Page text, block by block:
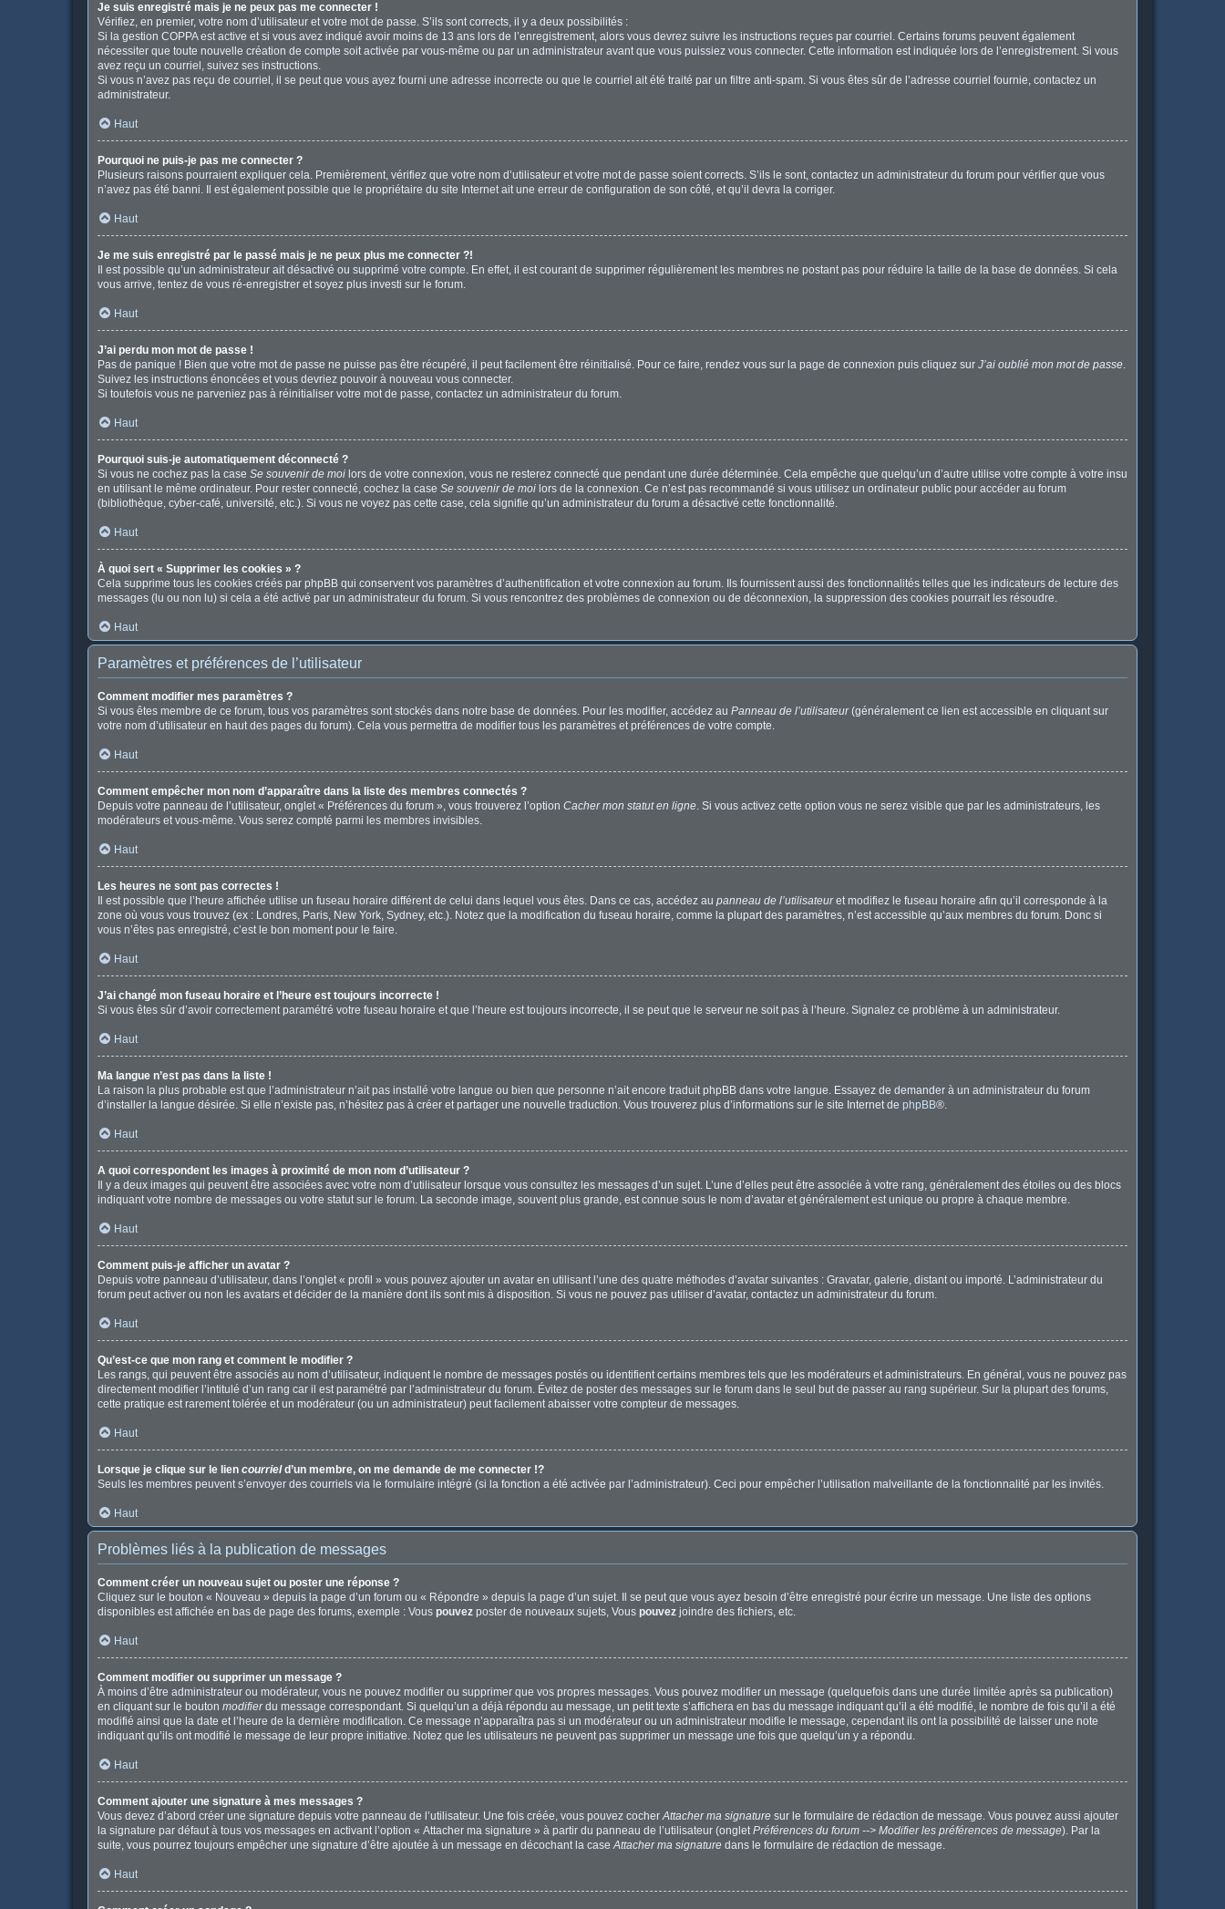
Je suis enregistré mais je ne peux pas me connecter !
Vérifiez, en premier, votre nom d’utilisateur et votre mot de passe. S’ils sont corrects, il y a deux possibilités :
Si la gestion COPPA est active et si vous avez indiqué avoir moins de 13 ans lors de l’enregistrement, alors vous devrez suivre les instructions reçues par courriel. Certains forums peuvent également
nécessiter que toute nouvelle création de compte soit activée par vous-même ou par un administrateur avant que vous puissiez vous connecter. Cette information est indiquée lors de l’enregistrement. Si vous
avez reçu un courriel, suivez ses instructions.
Si vous n’avez pas reçu de courriel, il se peut que vous ayez fourni une adresse incorrecte ou que le courriel ait été traité par un filtre anti-spam. Si vous êtes sûr de l’adresse courriel fournie, contactez un
administrateur.
Haut
Pourquoi ne puis-je pas me connecter ?
Plusieurs raisons pourraient expliquer cela. Premièrement, vérifiez que votre nom d’utilisateur et votre mot de passe soient corrects. S’ils le sont, contactez un administrateur du forum pour vérifier que vous
n’avez pas été banni. Il est également possible que le propriétaire du site Internet ait une erreur de configuration de son côté, et qu’il devra la corriger.
Haut
Je me suis enregistré par le passé mais je ne peux plus me connecter ?!
Il est possible qu’un administrateur ait désactivé ou supprimé votre compte. En effet, il est courant de supprimer régulièrement les membres ne postant pas pour réduire la taille de la base de données. Si cela
vous arrive, tentez de vous ré-enregistrer et soyez plus investi sur le forum.
Haut
J’ai perdu mon mot de passe !
Pas de panique ! Bien que votre mot de passe ne puisse pas être récupéré, il peut facilement être réinitialisé. Pour ce faire, rendez vous sur la page de connexion puis cliquez sur J’ai oublié mon mot de passe.
Suivez les instructions énoncées et vous devriez pouvoir à nouveau vous connecter.
Si toutefois vous ne parveniez pas à réinitialiser votre mot de passe, contactez un administrateur du forum.
Haut
Pourquoi suis-je automatiquement déconnecté ?
Si vous ne cochez pas la case Se souvenir de moi lors de votre connexion, vous ne resterez connecté que pendant une durée déterminée. Cela empêche que quelqu’un d’autre utilise votre compte à votre insu
en utilisant le même ordinateur. Pour rester connecté, cochez la case Se souvenir de moi lors de la connexion. Ce n’est pas recommandé si vous utilisez un ordinateur public pour accéder au forum
(bibliothèque, cyber-café, université, etc.). Si vous ne voyez pas cette case, cela signifie qu’un administrateur du forum a désactivé cette fonctionnalité.
Haut
À quoi sert « Supprimer les cookies » ?
Cela supprime tous les cookies créés par phpBB qui conservent vos paramètres d’authentification et votre connexion au forum. Ils fournissent aussi des fonctionnalités telles que les indicateurs de lecture des
messages (lu ou non lu) si cela a été activé par un administrateur du forum. Si vous rencontrez des problèmes de connexion ou de déconnexion, la suppression des cookies pourrait les résoudre.
Haut
Paramètres et préférences de l’utilisateur
Comment modifier mes paramètres ?
Si vous êtes membre de ce forum, tous vos paramètres sont stockés dans notre base de données. Pour les modifier, accédez au Panneau de l’utilisateur(généralement ce lien est accessible en cliquant sur
votre nom d’utilisateur en haut des pages du forum). Cela vous permettra de modifier tous les paramètres et préférences de votre compte.
Haut
Comment empêcher mon nom d’apparaître dans la liste des membres connectés ?
Depuis votre panneau de l’utilisateur, onglet « Préférences du forum », vous trouverez l’option Cacher mon statut en ligne. Si vous activez cette option vous ne serez visible que par les administrateurs, les
modérateurs et vous-même. Vous serez compté parmi les membres invisibles.
Haut
Les heures ne sont pas correctes !
Il est possible que l’heure affichée utilise un fuseau horaire différent de celui dans lequel vous êtes. Dans ce cas, accédez au panneau de l’utilisateuret modifiez le fuseau horaire afin qu’il corresponde à la
zone où vous vous trouvez (ex : Londres, Paris, New York, Sydney, etc.). Notez que la modification du fuseau horaire, comme la plupart des paramètres, n’est accessible qu’aux membres du forum. Donc si
vous n’êtes pas enregistré, c’est le bon moment pour le faire.
Haut
J’ai changé mon fuseau horaire et l’heure est toujours incorrecte !
Si vous êtes sûr d’avoir correctement paramétré votre fuseau horaire et que l’heure est toujours incorrecte, il se peut que le serveur ne soit pas à l’heure. Signalez ce problème à un administrateur.
Haut
Ma langue n’est pas dans la liste !
La raison la plus probable est que l’administrateur n’ait pas installé votre langue ou bien que personne n’ait encore traduit phpBB dans votre langue. Essayez de demander à un administrateur du forum
d’installer la langue désirée. Si elle n’existe pas, n’hésitez pas à créer et partager une nouvelle traduction. Vous trouverez plus d’informations sur le site Internet de phpBB®.
Haut
A quoi correspondent les images à proximité de mon nom d’utilisateur ?
Il y a deux images qui peuvent être associées avec votre nom d’utilisateur lorsque vous consultez les messages d’un sujet. L’une d’elles peut être associée à votre rang, généralement des étoiles ou des blocs
indiquant votre nombre de messages ou votre statut sur le forum. La seconde image, souvent plus grande, est connue sous le nom d’avatar et généralement est unique ou propre à chaque membre.
Haut
Comment puis-je afficher un avatar ?
Depuis votre panneau d’utilisateur, dans l’onglet « profil » vous pouvez ajouter un avatar en utilisant l’une des quatre méthodes d’avatar suivantes : Gravatar, galerie, distant ou importé. L’administrateur du
forum peut activer ou non les avatars et décider de la manière dont ils sont mis à disposition. Si vous ne pouvez pas utiliser d’avatar, contactez un administrateur du forum.
Haut
Qu’est-ce que mon rang et comment le modifier ?
Les rangs, qui peuvent être associés au nom d’utilisateur, indiquent le nombre de messages postés ou identifient certains membres tels que les modérateurs et administrateurs. En général, vous ne pouvez pas
directement modifier l’intitulé d’un rang car il est paramétré par l’administrateur du forum. Évitez de poster des messages sur le forum dans le seul but de passer au rang supérieur. Sur la plupart des forums,
cette pratique est rarement tolérée et un modérateur (ou un administrateur) peut facilement abaisser votre compteur de messages.
Haut
Lorsque je clique sur le lien courrield’un membre, on me demande de me connecter !?
Seuls les membres peuvent s’envoyer des courriels via le formulaire intégré (si la fonction a été activée par l’administrateur). Ceci pour empêcher l’utilisation malveillante de la fonctionnalité par les invités.
Haut
Problèmes liés à la publication de messages
Comment créer un nouveau sujet ou poster une réponse ?
Cliquez sur le bouton « Nouveau » depuis la page d’un forum ou « Répondre » depuis la page d’un sujet. Il se peut que vous ayez besoin d’être enregistré pour écrire un message. Une liste des options
disponibles est affichée en bas de page des forums, exemple : Vous pouvez poster de nouveaux sujets, Vous pouvez joindre des fichiers, etc.
Haut
Comment modifier ou supprimer un message ?
À moins d’être administrateur ou modérateur, vous ne pouvez modifier ou supprimer que vos propres messages. Vous pouvez modifier un message (quelquefois dans une durée limitée après sa publication)
en cliquant sur le bouton modifierdu message correspondant. Si quelqu’un a déjà répondu au message, un petit texte s’affichera en bas du message indiquant qu’il a été modifié, le nombre de fois qu’il a été
modifié ainsi que la date et l’heure de la dernière modification. Ce message n’apparaîtra pas si un modérateur ou un administrateur modifie le message, cependant ils ont la possibilité de laisser une note
indiquant qu’ils ont modifié le message de leur propre initiative. Notez que les utilisateurs ne peuvent pas supprimer un message une fois que quelqu’un y a répondu.
Haut
Comment ajouter une signature à mes messages ?
Vous devez d’abord créer une signature depuis votre panneau de l’utilisateur. Une fois créée, vous pouvez cocherAttacher ma signature sur le formulaire de rédaction de message. Vous pouvez aussi ajouter
la signature par défaut à tous vos messages en activant l’option « Attacher ma signature » à partir du panneau de l’utilisateur (ongletPréférences du forum --> Modifier les préférences de message). Par la
suite, vous pourrez toujours empêcher une signature d’être ajoutée à un message en décochant la caseAttacher ma signature dans le formulaire de rédaction de message.
Haut